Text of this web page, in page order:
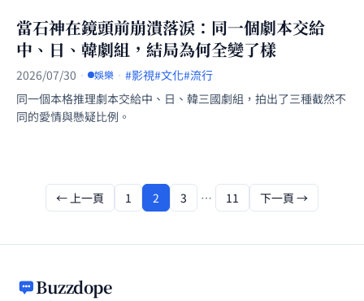
當石神在鏡頭前崩潰落淚：同一個劇本交給
中、日、韓劇組，結局為何全變了樣
2026/07/30 · 娛樂 · #影視#文化#流行
同一個本格推理劇本交給中、日、韓三國劇組，拍出了三種截然不
同的愛情與懸疑比例。
← 上一頁 1 2 3 … 11 下一頁 →
Buzzdope